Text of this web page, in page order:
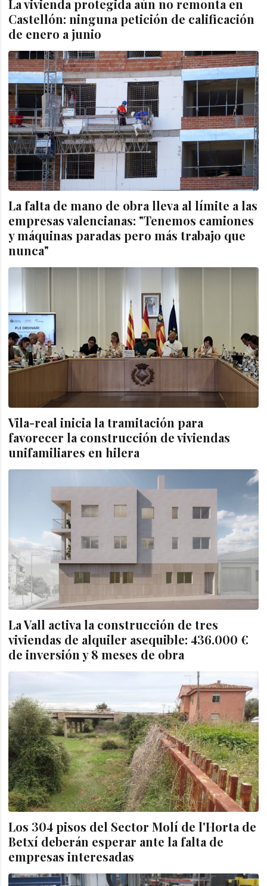
La vivienda protegida aún no remonta en
Castellón: ninguna petición de calificación
de enero a junio
La falta de mano de obra lleva al límite a las
empresas valencianas: "Tenemos camiones
y máquinas paradas pero más trabajo que
nunca"
Vila-real inicia la tramitación para
favorecer la construcción de viviendas
unifamiliares en hilera
La Vall activa la construcción de tres
viviendas de alquiler asequible: 436.000 €
de inversión y 8 meses de obra
Los 304 pisos del Sector Molí de l'Horta de
Betxí deberán esperar ante la falta de
empresas interesadas